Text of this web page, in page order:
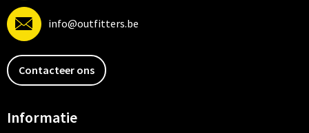
info@outfitters.be
Contacteer ons
Informatie